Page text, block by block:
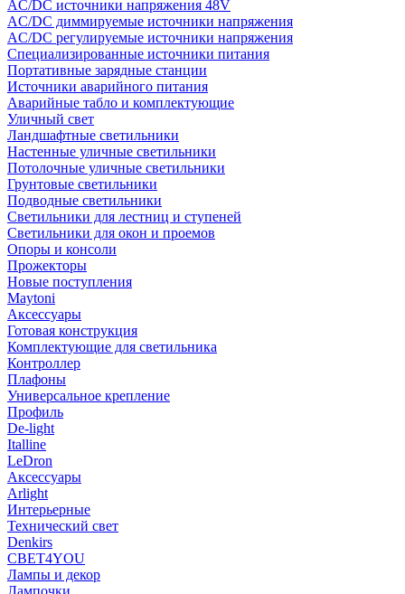
AC/DC источники напряжения 48V
AC/DC диммируемые источники напряжения
AC/DC регулируемые источники напряжения
Специализированные источники питания
Портативные зарядные станции
Источники аварийного питания
Аварийные табло и комплектующие
Уличный свет
Ландшафтные светильники
Настенные уличные светильники
Потолочные уличные светильники
Грунтовые светильники
Подводные светильники
Светильники для лестниц и ступеней
Светильники для окон и проемов
Опоры и консоли
Прожекторы
Новые поступления
Maytoni
Аксессуары
Готовая конструкция
Комплектующие для светильника
Контроллер
Плафоны
Универсальное крепление
Профиль
De-light
Italline
LeDron
Аксессуары
Arlight
Интерьерные
Технический свет
Denkirs
СВЕТ4YOU
Лампы и декор
Лампочки